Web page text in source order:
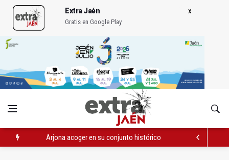
Extra Jaén
Gratis en Google Play
Arjona acoger en su conjunto histórico las XXI Veladas